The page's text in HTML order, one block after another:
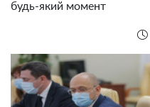
будь-який момент